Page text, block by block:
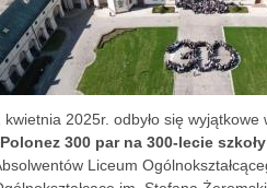
kwietnia 2025r. odbyło się
300 par na 300-lecie
Liceum